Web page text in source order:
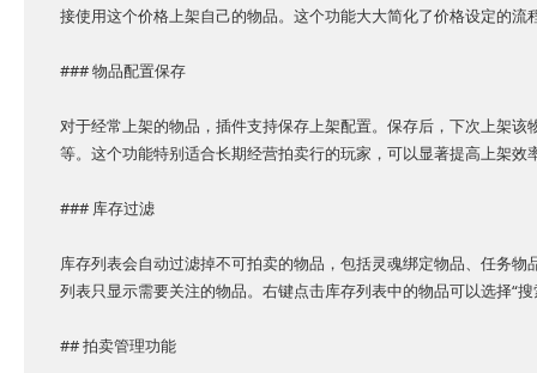
接使用这个价格上架自己的物品。这个功能大大简化了价格设定的流
### 物品配置保存
对于经常上架的物品，插件支持保存上架配置。保存后，下次上架
等。这个功能特别适合长期经营拍卖行的玩家，可以显著提高上架效
### 库存过滤
库存列表会自动过滤掉不可拍卖的物品，包括灵魂绑定物品、任务
列表只显示需要关注的物品。右键点击库存列表中的物品可以选择“
## 拍卖管理功能